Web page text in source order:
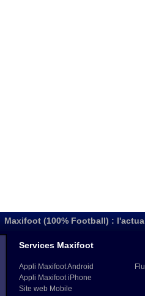
Maxifoot (100% Football) :
Services Maxifoot
Appli Maxifoot Android
Appli Maxifoot iPhone
Site web Mobile